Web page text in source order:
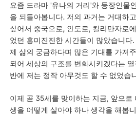
요즘 드라마 '유나의 거리'와 등장인물
을 되돌아봅니다. 저의 과거는 거대하
싶어서 중국으로, 인도로, 킬리만자로
었던 흥미진진한 시간들이 많았습니다
제 삶의 궁금하다며 많은 기대를 가져
되어 세상의 구조를 변화시키겠다는
반에 저는 정작 아무것도 할 수 없었습
이제 곧 35세를 맞이하는 지금, 앞으로
생을 어떻게 살아야 하나 생각을 해봅